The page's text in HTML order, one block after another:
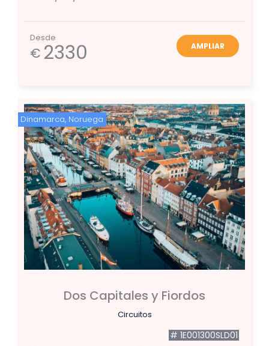
Desde
€ 2330 AMPLIAR
Dinamarca, Noruega
Dos Capitales y Fiordos
Circuitos
# 1E001300SLD01